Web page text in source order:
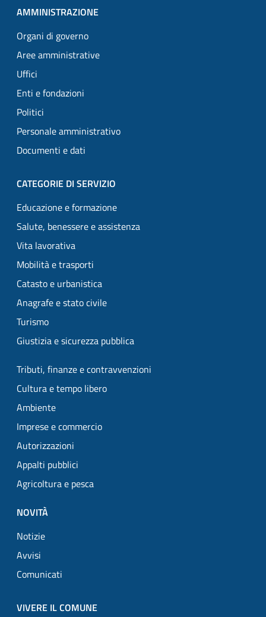
AMMINISTRAZIONE
Organi di governo
Aree amministrative
Uffici
Enti e fondazioni
Politici
Personale amministrativo
Documenti e dati
CATEGORIE DI SERVIZIO
Educazione e formazione
Salute, benessere e assistenza
Vita lavorativa
Mobilità e trasporti
Catasto e urbanistica
Anagrafe e stato civile
Turismo
Giustizia e sicurezza pubblica
Tributi, finanze e contravvenzioni
Cultura e tempo libero
Ambiente
Imprese e commercio
Autorizzazioni
Appalti pubblici
Agricoltura e pesca
NOVITÀ
Notizie
Avvisi
Comunicati
VIVERE IL COMUNE